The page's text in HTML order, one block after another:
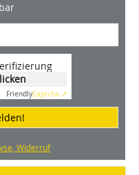
FriendlyCaptcha ⇗
Widerruf